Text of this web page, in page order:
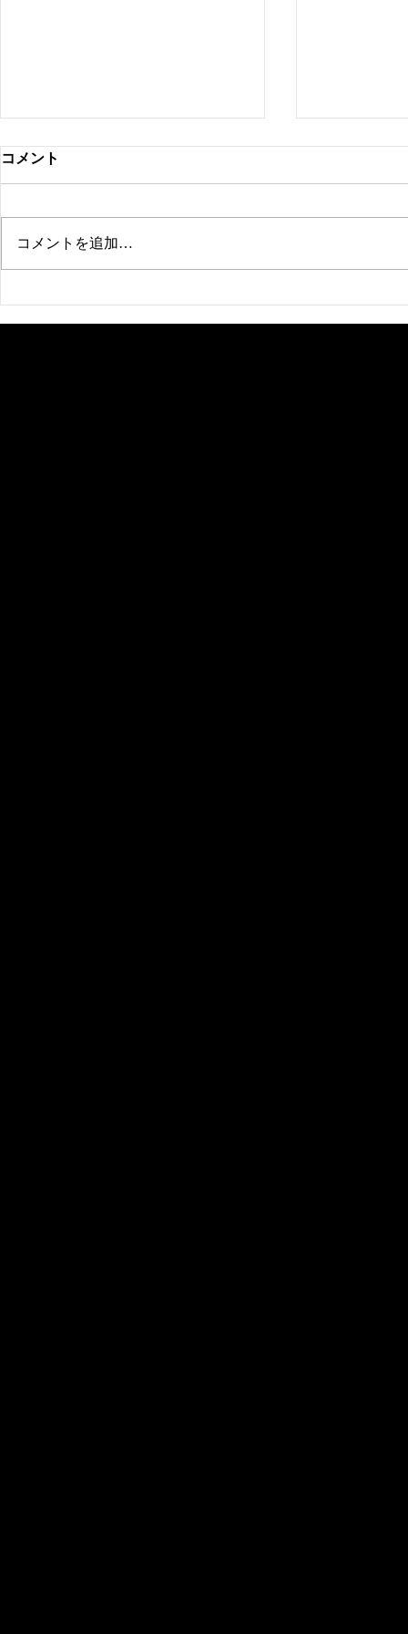
新ブランド「衣の棚」
ホテルレス
場ありがと
コメント
コメントを追加…